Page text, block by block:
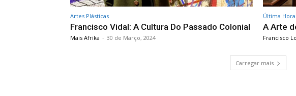
Artes Plásticas
Francisco Vidal: A Cultura Do Passado Colonial
Mais Afrika - 30 de Março, 2024
Última Hora
A Arte
Francisco
Carregar mais